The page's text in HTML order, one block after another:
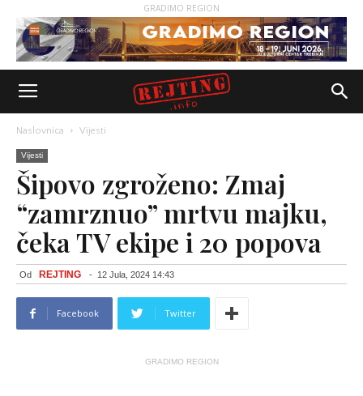
GRADIMO REGION
Naslovnica Vijesti
Vijesti
Šipovo zgroženo: Zmaj
“zamrznuo” mrtvu majku,
čeka TV ekipe i 20 popova
Od REJTING - 12 Jula, 2024 14:43
Facebook Twitter
GRADIMO REGION